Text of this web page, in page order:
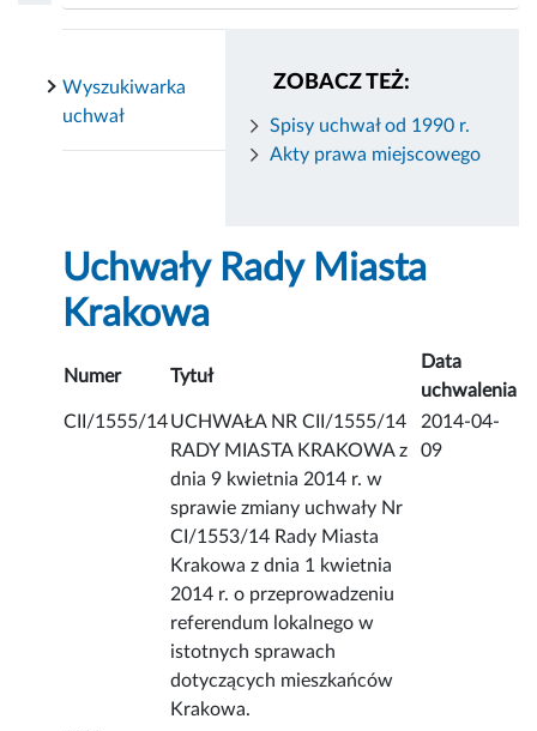
ZOBACZ TEŻ:
Spisy uchwał od 1990 r.
Akty prawa miejscowego
Wyszukiwarka
uchwał
Uchwały Rady Miasta
Krakowa
Numer Tytuł
Data
uchwalenia
CII/1555/14UCHWAŁA NR CII/1555/14
RADY MIASTA KRAKOWA z
dnia 9 kwietnia 2014 r. w
sprawie zmiany uchwały Nr
CI/1553/14 Rady Miasta
Krakowa z dnia 1 kwietnia
2014 r. o przeprowadzeniu
referendum lokalnego w
istotnych sprawach
dotyczących mieszkańców
Krakowa.
2014-04-
09